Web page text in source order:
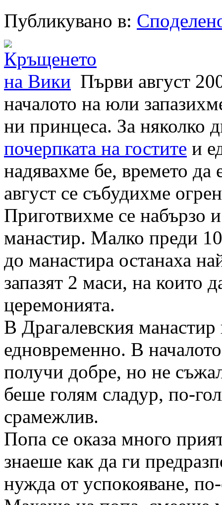
Публикувано в:
Първи август
началото на юли
ни принцеса. За няколко
почерпката на гостите и
надявахме бе, времето
август се събудихме
Приготвихме се набързо
манастир. Малко преди
до манастира останаха
запазят 2 маси, на които
церемонията.
В Драгалевския
едновременно. В
получи добре, но не
беше голям сладур, по-
срамежлив.
Попа се оказа много
знаеше как да ги
нужда от успокояване,